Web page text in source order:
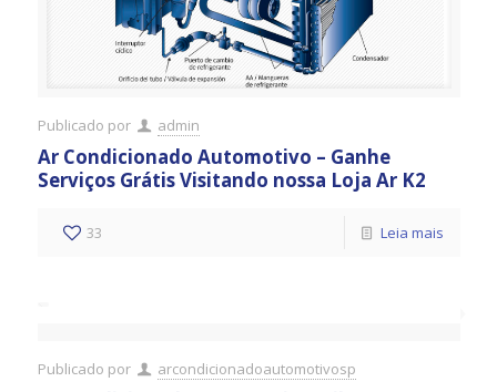
Publicado por admin
Ar Condicionado Automotivo – Ganhe
Serviços Grátis Visitando nossa Loja Ar K2
33 Leia mais
Publicado por arcondicionadoautomotivosp